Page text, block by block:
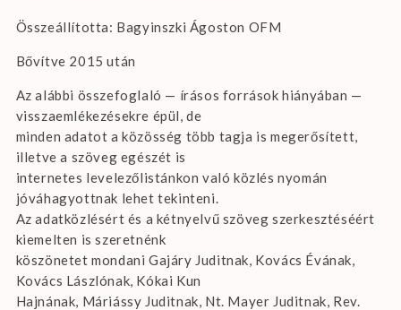
Összeállította: Bagyinszki Ágoston OFM
Bővítve 2015 után
Az alábbi összefoglaló — írásos források hiányában —
visszaemlékezésekre épül, de
minden adatot a közösség több tagja is megerősített,
illetve a szöveg egészét is
internetes levelezőlistánkon való közlés nyomán
jóváhagyottnak lehet tekinteni.
Az adatközlésért és a kétnyelvű szöveg szerkesztéséért
kiemelten is szeretnénk
köszönetet mondani Gajáry Juditnak, Kovács Évának,
Kovács Lászlónak, Kókai Kun
Hajnának, Máriássy Juditnak, Nt. Mayer Juditnak, Rev.